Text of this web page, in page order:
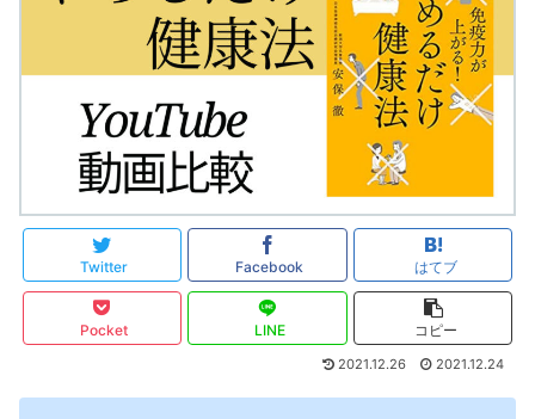
Twitter Facebook はてブ
Pocket LINE コピー
2021.12.26 2021.12.24